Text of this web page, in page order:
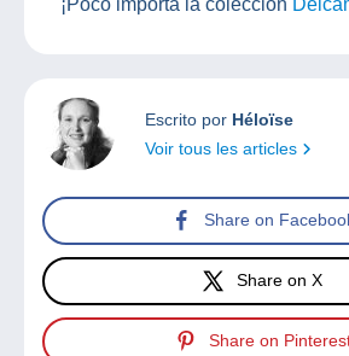
Escrito por Héloïse
Voir tous les articles
Share on
Share on X
Share on